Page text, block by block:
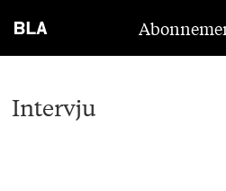
Intervju